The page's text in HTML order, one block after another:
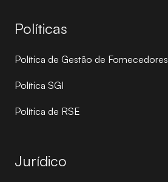
Políticas
Política de Gestão de Fornecedores
Política SGI
Política de RSE
Jurídico